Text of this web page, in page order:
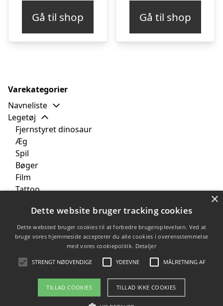
Gå til shop Gå til shop
Varekategorier
Navneliste
Legetøj
Fjernstyret dinosaur
Æg
Spil
Bøger
Film
Tattoo
Perleplader
Tekstil
Børneværelset
Tilbud
×
Dette website bruger tracking cookies
Dette websted bruger cookies til at forbedre brugeroplevelsen. Ved at
bruge vores hjemmeside accepterer du alle cookies i overensstemmelse
med vores cookiepolitik. Detaljer
STRENGT NØDVENDIGE YDEEVNE MÅLRETNING AF
TILLAD COOKIES TILLAD IKKE COOKIES